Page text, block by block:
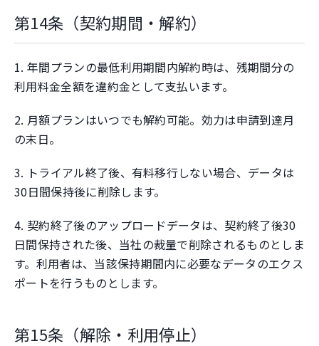
第14条（契約期間・解約）
1. 年間プランの最低利用期間内解約時は、残期間分の
利用料金全額を違約金として支払います。
2. 月額プランはいつでも解約可能。効力は申請到達月
の末日。
3. トライアル終了後、有料移行しない場合、データは
30日間保持後に削除します。
4. 契約終了後のアップロードデータは、契約終了後30
日間保持された後、当社の裁量で削除されるものとしま
す。利用者は、当該保持期間内に必要なデータのエクス
ポートを行うものとします。
第15条（解除・利用停止）